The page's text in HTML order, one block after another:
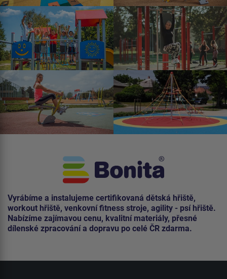
Vyrábíme a instalujeme certifikovaná dětská hřiště,
workout hřiště, venkovní fitness stroje, agility - psí hřiště.
Nabízíme zajímavou cenu, kvalitní materiály, přesné
dílenské zpracování a dopravu po celé ČR zdarma.